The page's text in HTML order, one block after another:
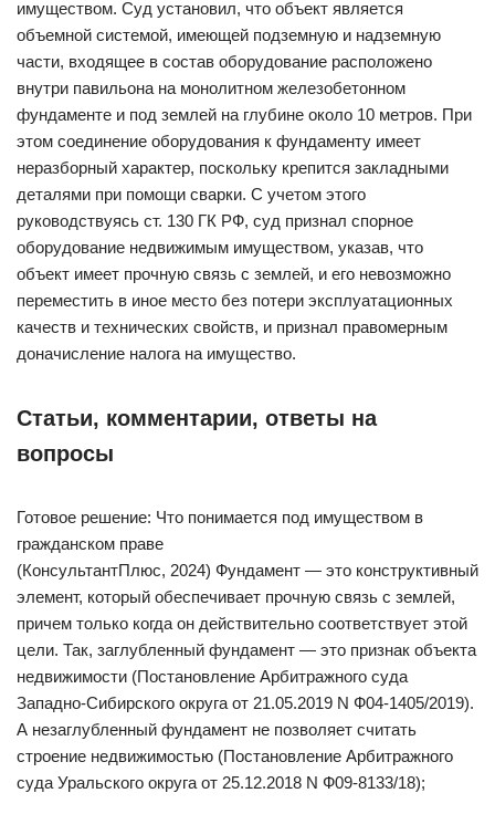
имуществом. Суд установил, что объект является
объемной системой, имеющей подземную и надземную
части, входящее в состав оборудование расположено
внутри павильона на монолитном железобетонном
фундаменте и под землей на глубине около 10 метров. При
этом соединение оборудования к фундаменту имеет
неразборный характер, поскольку крепится закладными
деталями при помощи сварки. С учетом этого
руководствуясь ст. 130 ГК РФ, суд признал спорное
оборудование недвижимым имуществом, указав, что
объект имеет прочную связь с землей, и его невозможно
переместить в иное место без потери эксплуатационных
качеств и технических свойств, и признал правомерным
доначисление налога на имущество.
Статьи, комментарии, ответы на
вопросы
Готовое решение: Что понимается под имуществом в
гражданском праве
(КонсультантПлюс, 2024) Фундамент — это конструктивный
элемент, который обеспечивает прочную связь с землей,
причем только когда он действительно соответствует этой
цели. Так, заглубленный фундамент — это признак объекта
недвижимости (Постановление Арбитражного суда
Западно-Сибирского округа от 21.05.2019 N Ф04-1405/2019).
А незаглубленный фундамент не позволяет считать
строение недвижимостью (Постановление Арбитражного
суда Уральского округа от 25.12.2018 N Ф09-8133/18);